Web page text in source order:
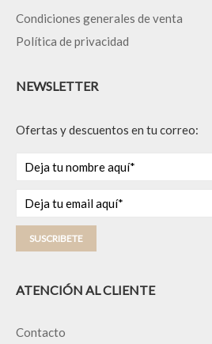
Condiciones generales de venta
Política de privacidad
NEWSLETTER
Ofertas y descuentos en tu correo:
SUSCRIBETE
ATENCIÓN AL CLIENTE
Contacto